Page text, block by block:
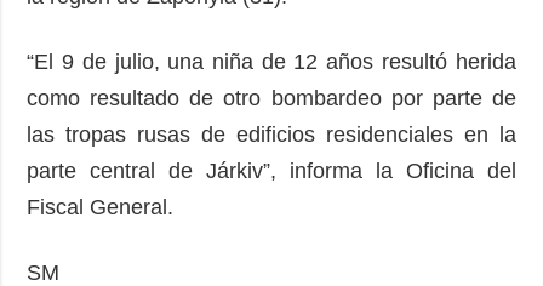
“El 9 de julio, una niña de 12 años resultó herida
como resultado de otro bombardeo por parte de
las tropas rusas de edificios residenciales en la
parte central de Járkiv”, informa la Oficina del
Fiscal General.
SM